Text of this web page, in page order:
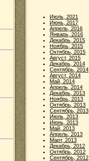
Июль, 2021
Июнь, 2017
Апрель, 2016
Январь, 2016
Декабрь, 2015
Ноябрь, 2015
Октябрь, 2015
Август, 2015
Декабрь, 2014
Сентябрь, 2014
Август, 2014
Май, 2014
Апрель, 2014
Декабрь, 2013
Ноябрь, 2013
Октябрь, 2013
Сентябрь, 2013
Июль, 2013
Июнь, 2013
Май, 2013
Апрель, 2013
Март, 2013
Декабрь, 2012
Октябрь, 2012
Сентябрь, 2012